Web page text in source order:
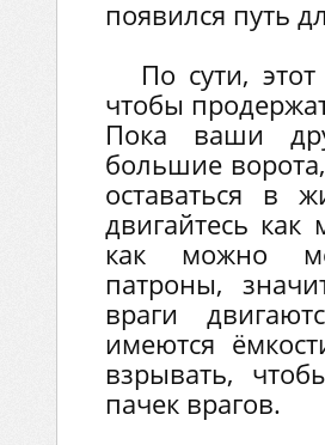
появился путь
По сути,
чтобы
Пока ваши
большие
оставаться в
двигайтесь
как можно
патроны,
враги
имеются
взрывать,
пачек врагов.